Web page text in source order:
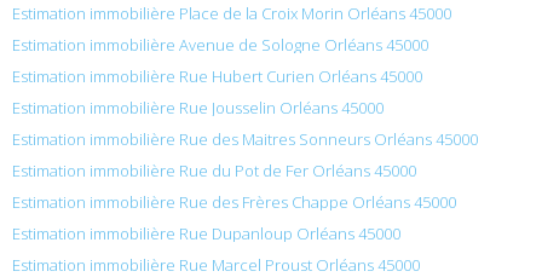
Estimation immobilière Place de la Croix Morin Orléans 45000
Estimation immobilière Avenue de Sologne Orléans 45000
Estimation immobilière Rue Hubert Curien Orléans 45000
Estimation immobilière Rue Jousselin Orléans 45000
Estimation immobilière Rue des Maitres Sonneurs Orléans 45000
Estimation immobilière Rue du Pot de Fer Orléans 45000
Estimation immobilière Rue des Frères Chappe Orléans 45000
Estimation immobilière Rue Dupanloup Orléans 45000
Estimation immobilière Rue Marcel Proust Orléans 45000